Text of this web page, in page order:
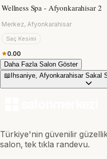
Wellness Spa - Afyonkarahisar 2
Merkez, Afyonkarahisar
Saç Kesimi
0.00
Daha Fazla Salon Göster
📖 Ihsaniye, Afyonkarahisar Sakal
Türkiye'nin güvenilir
salon, tek tıkla randevu.